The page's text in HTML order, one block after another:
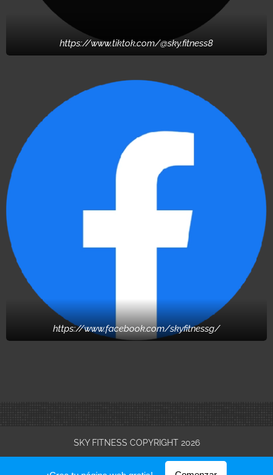
https://www.tiktok.com/@sky.fitness8
https://www.facebook.com/skyfitnessg/
SKY FITNESS COPYRIGHT 2026
Webnode